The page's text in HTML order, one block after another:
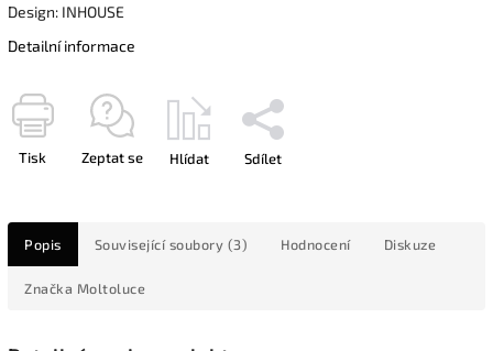
Design: INHOUSE
Detailní informace
Tisk Zeptat se Hlídat Sdílet
Popis Související soubory (3) Hodnocení Diskuze
Značka Moltoluce